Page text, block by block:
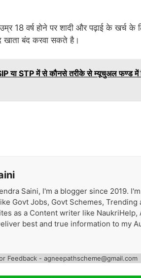
उम्र 18 वर्ष होने पर शादी और पढ़ाई के
खाता बंद करवा सकते है।
STP में से कौनसे तरीके से म्यूचुअल फण्ड में
Saini, I'm a blogger since 2019.
Govt Jobs, Govt Schemes,
as a Content writer like NaukriHelp,
best and true information to my
Feedback - agneepathscheme@gmail.com